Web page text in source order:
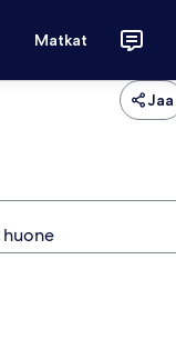
Matkat
Jaa